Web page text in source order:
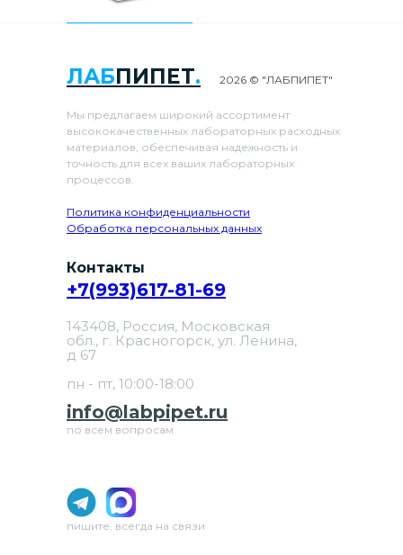
ЛАБПИПЕТ.
Мы предлагаем широкий ассортимент
высококачественных лабораторных расходных
материалов, обеспечивая надежность и
точность для всех ваших лабораторных
процессов.
Политика конфиденциальности
Обработка персональных данных
2026 © "ЛАБПИПЕТ"
Контакты
info@labpipet.ru
+7(993)617-81-69
по всем вопросам
143408, Россия, Московская
обл., г. Красногорск, ул. Ленина,
д 67
пн - пт, 10:00-18:00
пишите, всегда на связи